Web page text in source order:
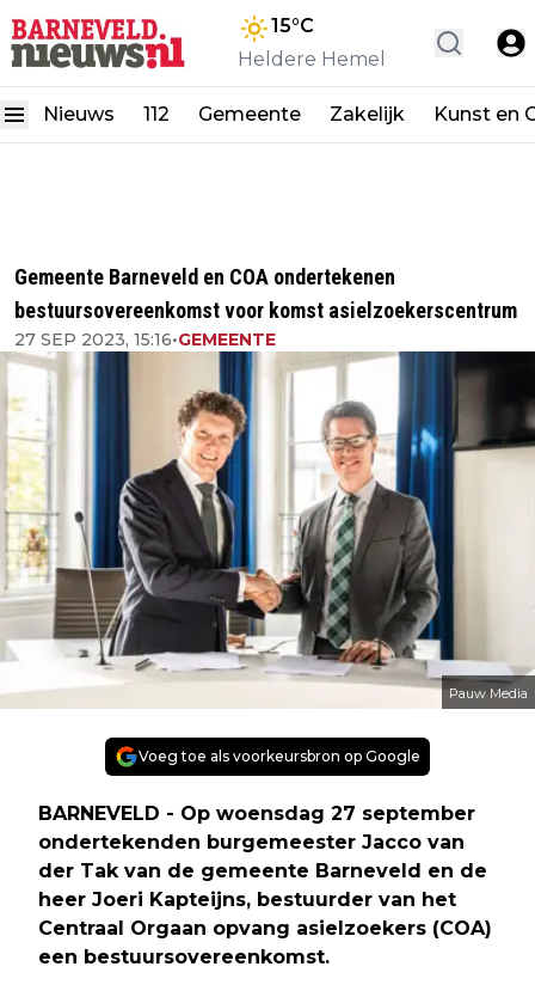
15°C
Heldere Hemel
Nieuws 112 Gemeente Zakelijk Kunst en
Gemeente Barneveld en COA ondertekenen
bestuursovereenkomst voor komst asielzoekerscentrum
27 SEP 2023, 15:16•GEMEENTE
Pauw Media
Voeg toe als voorkeursbron op Google
BARNEVELD - Op woensdag 27 september
ondertekenden burgemeester Jacco van
der Tak van de gemeente Barneveld en de
heer Joeri Kapteijns, bestuurder van het
Centraal Orgaan opvang asielzoekers (COA)
een bestuursovereenkomst.